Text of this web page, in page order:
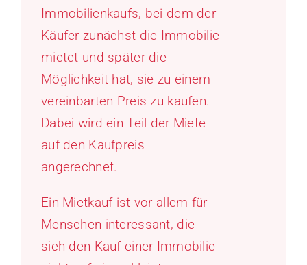
Immobilienkaufs, bei dem der
Käufer zunächst die Immobilie
mietet und später die
Möglichkeit hat, sie zu einem
vereinbarten Preis zu kaufen.
Dabei wird ein Teil der Miete
auf den Kaufpreis
angerechnet.
Ein Mietkauf ist vor allem für
Menschen interessant, die
sich den Kauf einer Immobilie